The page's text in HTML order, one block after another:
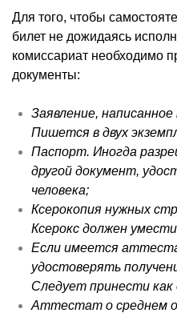
Для того, чтобы
билет не дожидаясь
комиссариат необходимо
документы:
Заявление,
Пишется в двух
Паспорт. Иногда
другой документ,
человека;
Ксерокопия нужных
Ксерокс должен
Если имеется
удостоверять
Следует принести как
Аттестат о среднем